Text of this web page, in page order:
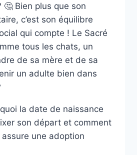
🤔 Bien plus que son
c’est son équilibre
qui compte ! Le Sacré
tous les chats, un
de sa mère et de sa
un adulte bien dans
la date de naissance
son départ et comment
une adoption